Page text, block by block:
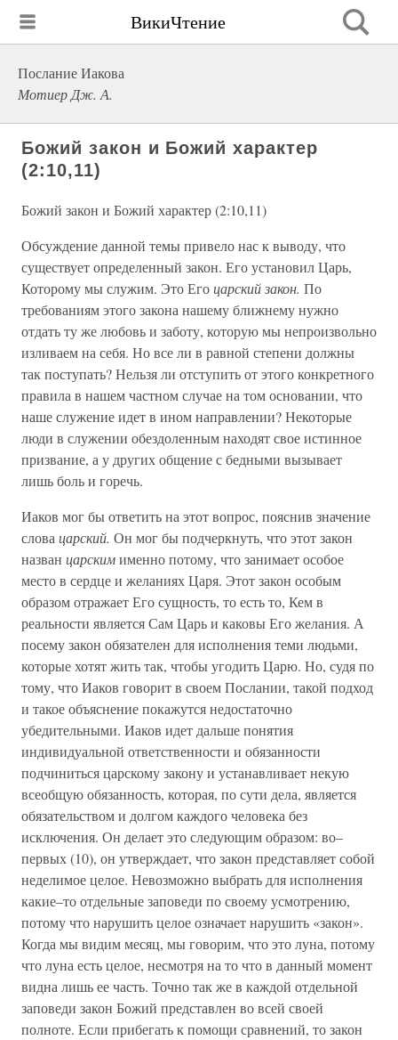
ВикиЧтение
Послание Иакова
Мотиер Дж. А.
Божий закон и Божий характер
(2:10,11)
Божий закон и Божий характер (2:10,11)
Обсуждение данной темы привело нас к выводу, что
существует определенный закон. Его установил Царь,
Которому мы служим. Это Егоцарский закон. По
требованиям этого закона нашему ближнему нужно
отдать ту же любовь и заботу, которую мы непроизвольно
изливаем на себя. Но все ли в равной степени должны
так поступать? Нельзя ли отступить от этого конкретного
правила в нашем частном случае на том основании, что
наше служение идет в ином направлении? Некоторые
люди в служении обездоленным находят свое истинное
призвание, а у других общение с бедными вызывает
лишь боль и горечь.
Иаков мог бы ответить на этот вопрос, пояснив значение
слова царский. Он мог бы подчеркнуть, что этот закон
назван царскимименно потому, что занимает особое
место в сердце и желаниях Царя. Этот закон особым
образом отражает Его сущность, то есть то, Кем в
реальности является Сам Царь и каковы Его желания. А
посему закон обязателен для исполнения теми людьми,
которые хотят жить так, чтобы угодить Царю. Но, судя по
тому, что Иаков говорит в своем Послании, такой подход
и такое объяснение покажутся недостаточно
убедительными. Иаков идет дальше понятия
индивидуальной ответственности и обязанности
подчиниться царскому закону и устанавливает некую
всеобщую обязанность, которая, по сути дела, является
обязательством и долгом каждого человека без
исключения. Он делает это следующим образом: во–
первых (10), он утверждает, что закон представляет собой
неделимое целое. Невозможно выбрать для исполнения
какие–то отдельные заповеди по своему усмотрению,
потому что нарушить целое означает нарушить «закон».
Когда мы видим месяц, мы говорим, что это луна, потому
что луна есть целое, несмотря на то что в данный момент
видна лишь ее часть. Точно так же в каждой отдельной
заповеди закон Божий представлен во всей своей
полноте. Если прибегать к помощи сравнений, то закон